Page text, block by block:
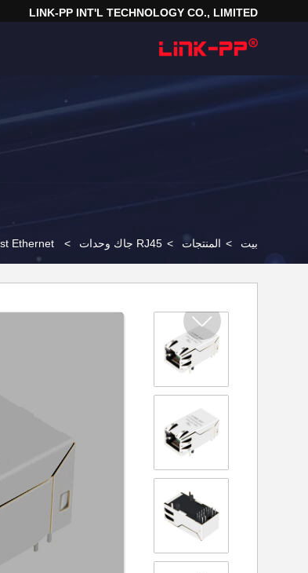
LINK-PP INT'L TECHNOLOGY CO., LIMITED
بيت > المنتجات > RJ45 جاك وحدات >
Ethernet